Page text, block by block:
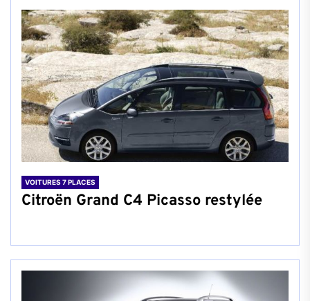
VOITURES 7 PLACES
Citroën Grand C4 Picasso restylée